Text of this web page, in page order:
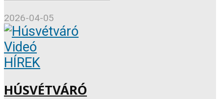
2026-04-05
Videó
HÍREK
HÚSVÉTVÁRÓ